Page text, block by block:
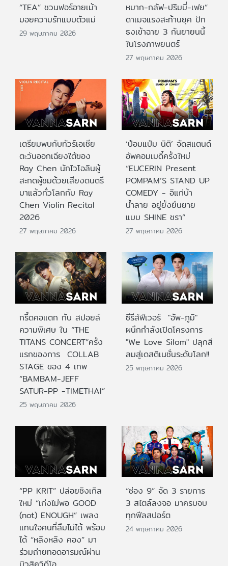
“TEA” ชวนฟอร์อายเม้า
มอยความรักแบบตัวแม่
29 พฤษภาคม 2026
หมาก-กลัฟ-ปริมมี่-เฟย”
ดาเมจแรงสะท้านยุค ปัก
ธงเข้าฉาย 3 กันยายนนี้
ในโรงภาพยนตร์
27 พฤษภาคม 2026
เตรียมพบกับทัวร์เอเชีย
ตะวันออกเฉียงใต้ของ
Ray Chen นักไวโอลินผู้
สะกดผู้ชมด้วยเสียงดนตรี
มาแล้วทั่วโลกกับ Ray
Chen Violin Recital
2026
27 พฤษภาคม 2026
‘ป๋อมแป๋ม นิติ’ จัดสแตนด์
อัพคอมเมดี้ครั้งใหม่
“EUCERIN Present
POMPAM’S STAND UP
COMEDY - อิแก่บ้า
น้ำลาย อยู่ยั้งยืนยาย
แบบ SHINE ชรา”
27 พฤษภาคม 2026
กรี๊ดคอแตก กับ สปอยล์
ความพิเศษ ใน “THE
TITANS CONCERT”ครั้ง
แรกของการ COLLAB
STAGE ของ 4 เทพ
“BAMBAM-JEFF
SATUR-PP -TIMETHAI”
25 พฤษภาคม 2026
ซีรีส์ฟีเวอร์ "อัพ-ภูมิ"
ผนึกกำลังเปิดโครงการ
"We Love Silom" ปลุกสี
ลมสู่เดสติเนชั่นระดับโลก!!
25 พฤษภาคม 2026
“PP KRIT” ปล่อยซิงเกิล
ใหม่ “เก่งไม่พอ GOOD
(not) ENOUGH” เพลง
แทนใจคนที่ลืมไม่ได้ พร้อม
ได้ “หลิงหลิง คอง” มา
ร่วมถ่ายทอดอารมณ์ผ่าน
“ช่อง 9” จัด 3 รายการ
3 สไตล์ลงจอ มาครบจบ
ทุกฟีลสปอร์ต
24 พฤษภาคม 2026